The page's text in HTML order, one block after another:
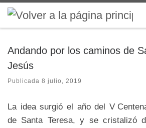
Saltar al contenido
Andando por los caminos de
Jesús
Publicada 8 julio, 2019
La idea surgió el año del V
de Santa Teresa, y se cristalizó